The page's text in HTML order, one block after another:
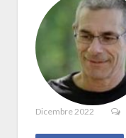
Dicembre 2022